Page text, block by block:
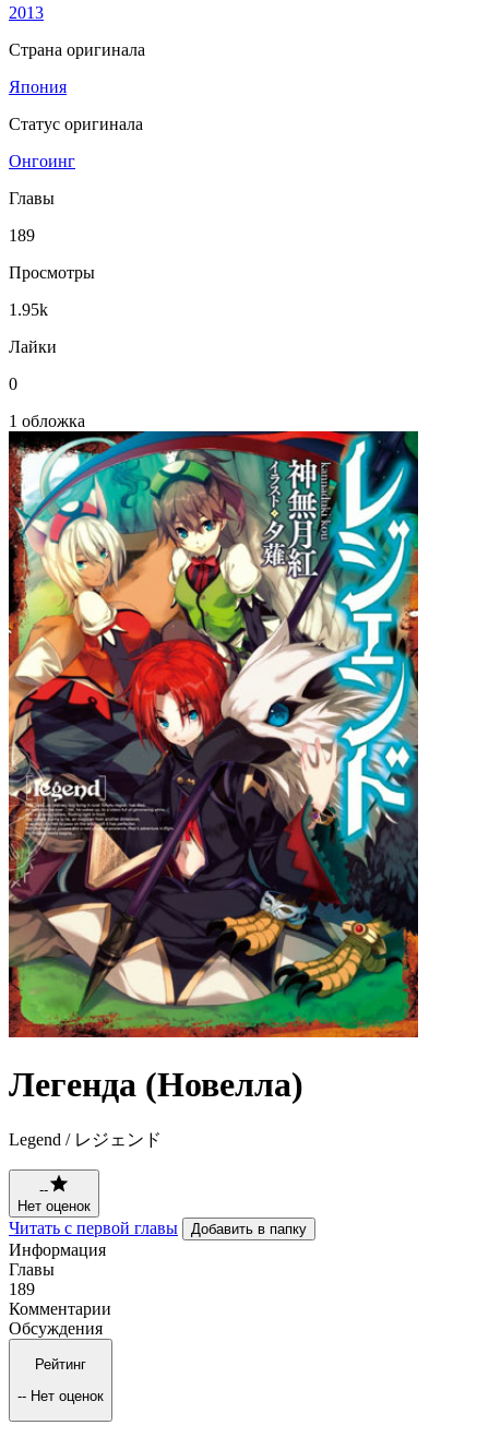
2013
Страна оригинала
Япония
Статус оригинала
Онгоинг
Главы
189
Просмотры
1.95k
Лайки
0
1 обложка
Легенда (Новелла)
Legend / レジェンド
--
Нет оценок
Читать с первой главы Добавить в папку
Информация
Главы
189
Комментарии
Обсуждения
Рейтинг
-- Нет оценок